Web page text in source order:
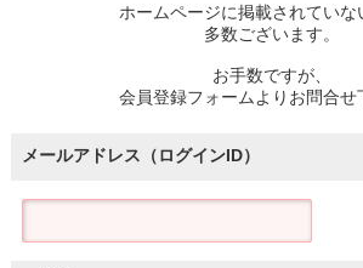
ホームページに掲載されていな
多数ございます。
お手数ですが、
会員登録フォームよりお問合せ
メールアドレス（ログインID）